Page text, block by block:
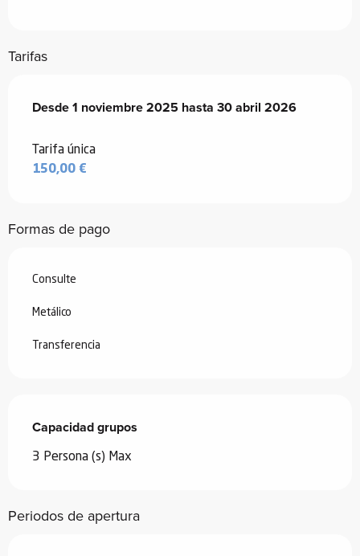
Tarifas
Desde1 noviembre 2025 hasta 30 abril 2026
Desde1 noviembre 2025 hasta 30 abril 2026
Tarifa única
150,00 €
Formas de pago
Consulte
Metálico
Transferencia
Capacidad grupos
Capacidad grupos
3 Persona (s) Max
Periodos de apertura